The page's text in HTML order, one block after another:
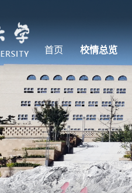
首页 校情总览